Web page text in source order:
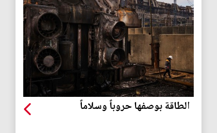
الطاقة بوصفها حروباً وسلاماً